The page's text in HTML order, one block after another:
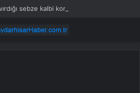
sebze kalbi korumaya alıyor